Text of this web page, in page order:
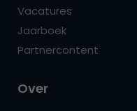
Vacatures
Jaarboek
Partnercontent
Over